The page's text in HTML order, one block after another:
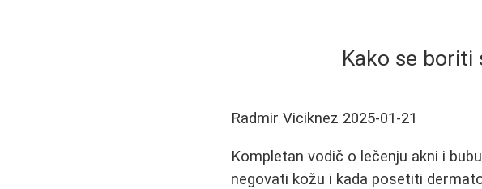
Kako se boriti
Radmir Viciknez 2025-01-21
Kompletan vodič o lečenju akni i
negovati kožu i kada posetiti